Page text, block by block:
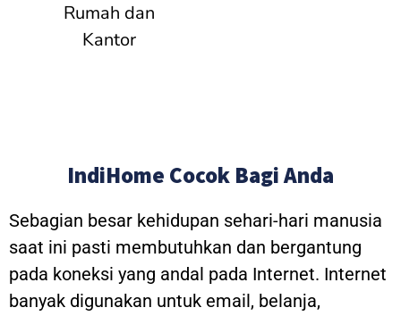
Rumah dan
Kantor
IndiHome Cocok Bagi Anda
Sebagian besar kehidupan sehari-hari manusia
saat ini pasti membutuhkan dan bergantung
pada koneksi yang andal pada Internet. Internet
banyak digunakan untuk email, belanja,